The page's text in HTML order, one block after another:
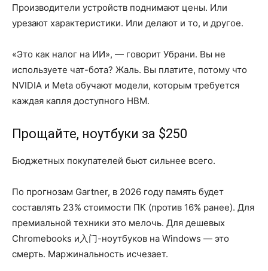
Производители устройств поднимают цены. Или
урезают характеристики. Или делают и то, и другое.
«Это как налог на ИИ», — говорит Убрани. Вы не
используете чат-бота? Жаль. Вы платите, потому что
NVIDIA и Meta обучают модели, которым требуется
каждая капля доступного HBM.
Прощайте, ноутбуки за $250
Бюджетных покупателей бьют сильнее всего.
По прогнозам Gartner, в 2026 году память будет
составлять 23% стоимости ПК (против 16% ранее). Для
премиальной техники это мелочь. Для дешевых
Chromebooks и入门-ноутбуков на Windows — это
смерть. Маржинальность исчезает.